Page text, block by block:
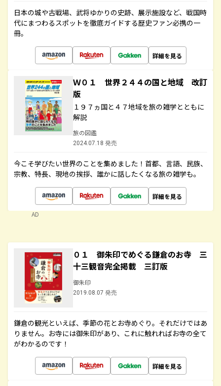
日本の城や古戦場、武将ゆかりの史跡、展示施設など、戦国時
代にまつわるスポットを徹底ガイドする歴史ファン必携の一
冊。
詳細を見る
Ｗ０１ 世界２４４の国と地域 改訂
版
１９７ヵ国と４７地域を旅の雑学とともに
解説
旅の図鑑
2024.07.18 発売
今こそ学びたい世界のことを集めました！首都、言語、民族、
宗教、特長、現地の挨拶、誰かに話したくなる旅の雑学も。
詳細を見る
AD
０１ 御朱印でめぐる鎌倉のお寺 三
十三観音完全掲載 三訂版
御朱印
2019.08.07 発売
鎌倉の観光といえば、季節の花とお寺めぐり。それだけではあ
りません。お寺には御朱印があり、これに触れればお寺の全て
がわかるのです！
詳細を見る